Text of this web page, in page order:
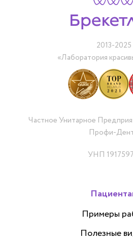
2013-2025
«Лаборатория
Частное Унитарное
Профи-
УНП
Примеры
Полезные